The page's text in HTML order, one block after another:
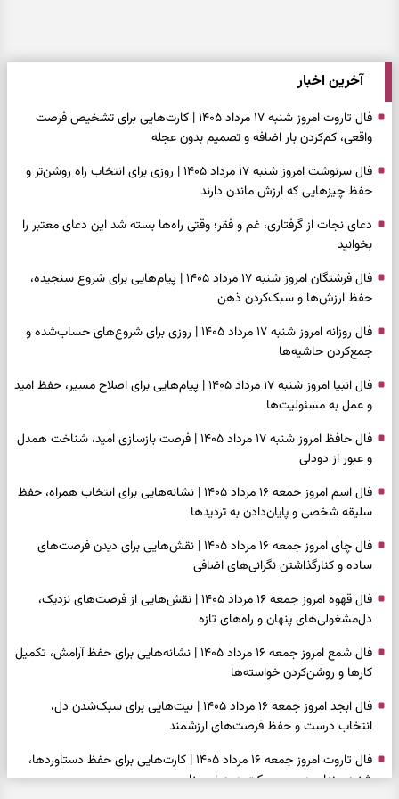
آخرین اخبار
فال تاروت امروز شنبه ۱۷ مرداد ۱۴۰۵ | کارت‌هایی برای تشخیص فرصت
واقعی، کم‌کردن بار اضافه و تصمیم بدون عجله
فال سرنوشت امروز شنبه ۱۷ مرداد ۱۴۰۵ | روزی برای انتخاب راه روشن‌تر و
حفظ چیزهایی که ارزش ماندن دارند
دعای نجات از گرفتاری، غم و فقر؛ وقتی راه‌ها بسته شد این دعای معتبر را
بخوانید
فال فرشتگان امروز شنبه ۱۷ مرداد ۱۴۰۵ | پیام‌هایی برای شروع سنجیده،
حفظ ارزش‌ها و سبک‌کردن ذهن
فال روزانه امروز شنبه ۱۷ مرداد ۱۴۰۵ | روزی برای شروع‌های حساب‌شده و
جمع‌کردن حاشیه‌ها
فال انبیا امروز شنبه ۱۷ مرداد ۱۴۰۵ | پیام‌هایی برای اصلاح مسیر، حفظ امید
و عمل به مسئولیت‌ها
فال حافظ امروز شنبه ۱۷ مرداد ۱۴۰۵ | فرصت بازسازی امید، شناخت همدل
و عبور از دودلی
فال اسم امروز جمعه ۱۶ مرداد ۱۴۰۵ | نشانه‌هایی برای انتخاب همراه، حفظ
سلیقه شخصی و پایان‌دادن به تردیدها
فال چای امروز جمعه ۱۶ مرداد ۱۴۰۵ | نقش‌هایی برای دیدن فرصت‌های
ساده و کنارگذاشتن نگرانی‌های اضافی
فال قهوه امروز جمعه ۱۶ مرداد ۱۴۰۵ | نقش‌هایی از فرصت‌های نزدیک،
دل‌مشغولی‌های پنهان و راه‌های تازه
فال شمع امروز جمعه ۱۶ مرداد ۱۴۰۵ | نشانه‌هایی برای حفظ آرامش، تکمیل
کارها و روشن‌کردن خواسته‌ها
فال ابجد امروز جمعه ۱۶ مرداد ۱۴۰۵ | نیت‌هایی برای سبک‌شدن دل،
انتخاب درست و حفظ فرصت‌های ارزشمند
فال تاروت امروز جمعه ۱۶ مرداد ۱۴۰۵ | کارت‌هایی برای حفظ دستاوردها،
شنیدن ندای درون و حرکت در زمان مناسب